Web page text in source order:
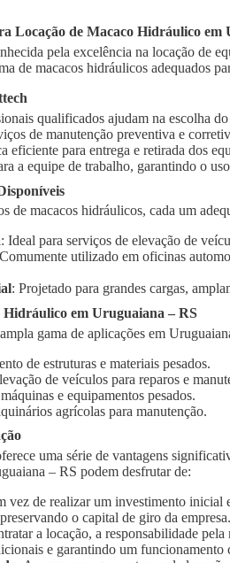
Locação de Macaco Hidráulico em
pela excelência na locação de
de macacos hidráulicos adequados
qualificados ajudam na escolha
de manutenção preventiva e
eficiente para entrega e retirada dos
a equipe de trabalho, garantindo o
de macacos hidráulicos, cada um
: Ideal para serviços de elevação de
utilizado em oficinas
: Projetado para grandes cargas,
Hidráulico em Uruguaiana – RS
gama de aplicações em
de estruturas e materiais pesados.
de veículos para reparos e
e equipamentos pesados.
agrícolas para manutenção.
uma série de vantagens
– RS podem desfrutar de:
vez de realizar um investimento inicial
o capital de giro da empresa.
a locação, a responsabilidade
e garantindo um